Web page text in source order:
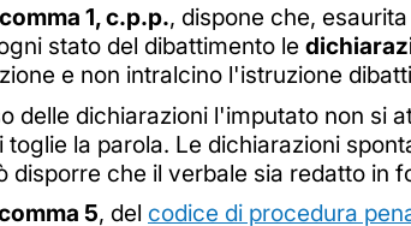
1, c.p.p., dispone che,
stato del dibattimento le
e non intralcino l'istruzione
delle dichiarazioni l'imputato non si
toglie la parola. Le dichiarazioni
disporre che il verbale sia redatto in
5, del codice di procedura